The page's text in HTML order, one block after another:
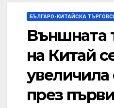
БЪЛГАРО-КИТАЙСКА
Външната
на Китай
увеличила
през